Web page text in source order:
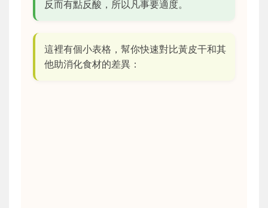
反而有點反酸，所以凡事要適度。
這裡有個小表格，幫你快速對比黃皮干和其
他助消化食材的差異：